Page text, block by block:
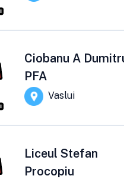
Ciobanu A
PFA
Vaslui
Liceul Stefan
Procopiu